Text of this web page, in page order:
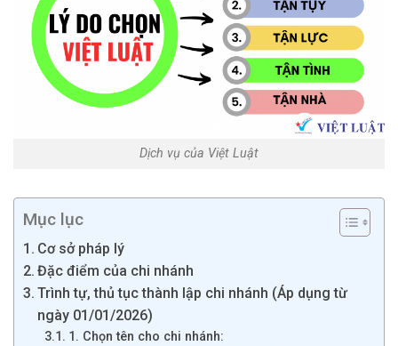
Dịch vụ của Việt Luật
Mục lục
Cơ sở pháp lý
Đặc điểm của chi nhánh
Trình tự, thủ tục thành lập chi nhánh (Áp dụng từ
ngày 01/01/2026)
1. Chọn tên cho chi nhánh: